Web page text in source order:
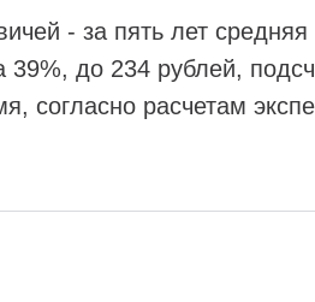
- за пять лет
до 234 рублей,
согласно расчетам